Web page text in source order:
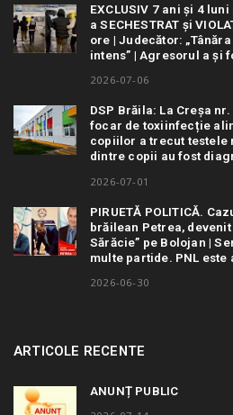
EXCLUSIV 7 ani și 4
a SECHESTRAT și
ore | Judecător:
intens” | Agresorul a și
2026-07-06
DSP Brăila: La Creșa
focar de toxiinfecție
copiilor a trecut testele
dintre copii au fost
2026-07-01
PIRUETĂ POLITICĂ.
brăilean Petrea,
Sărăcie” pe Bolojan |
multe partide. PNL este
2026-06-30
ARTICOLE RECENTE
ANUNȚ PUBLIC